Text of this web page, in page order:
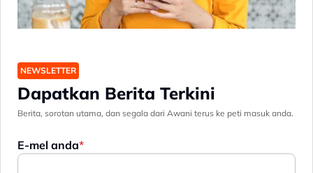
NEWSLETTER
Dapatkan Berita Terkini
Berita, sorotan utama, dan segala dari Awani terus ke peti masuk anda.
E-mel anda